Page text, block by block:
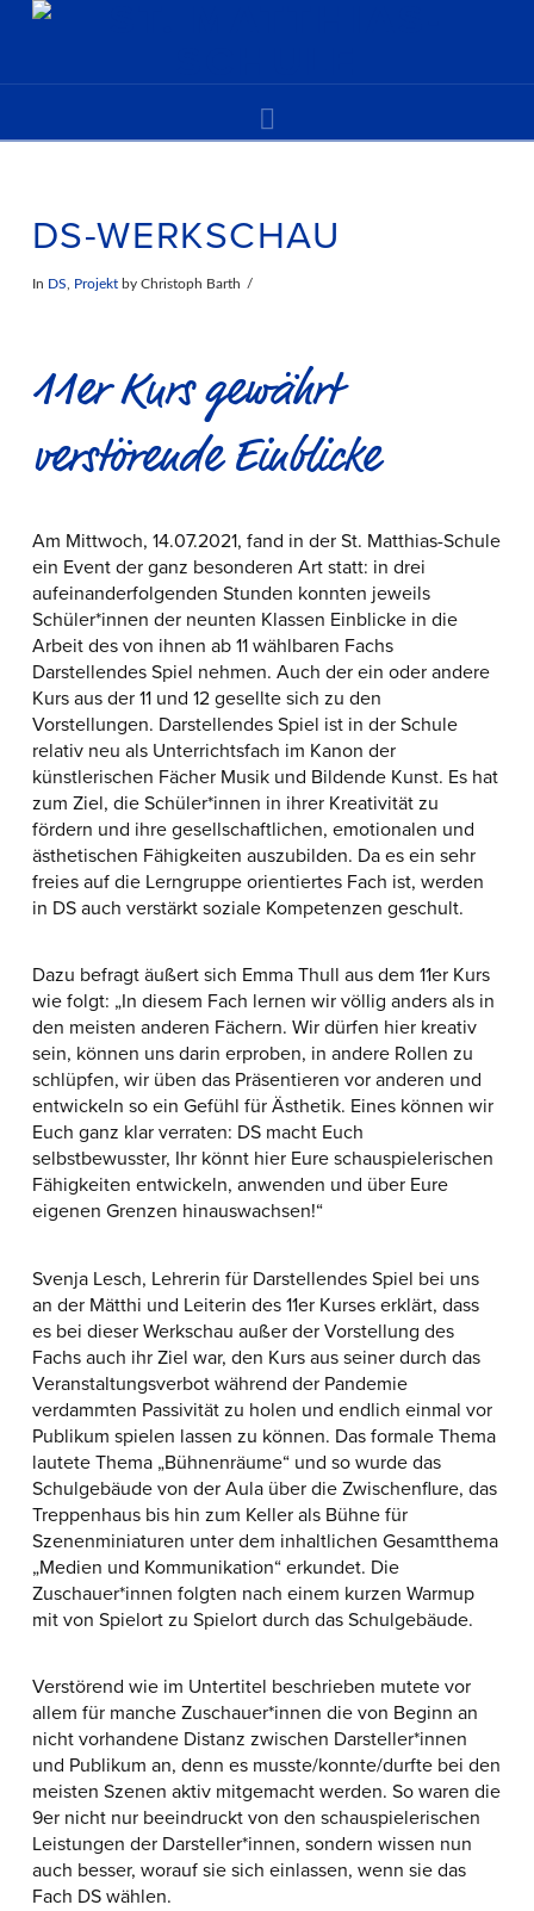
DS-WERKSCHAU
In DS Projektby Christoph Barth
11er Kurs gewährt
verstörende Einblicke
Am Mittwoch, 14.07.2021, fand in der St. Matthias-Schule
ein Event der ganz besonderen Art statt: in drei
aufeinanderfolgenden Stunden konnten jeweils
Schüler*innen der neunten Klassen Einblicke in die
Arbeit des von ihnen ab 11 wählbaren Fachs
Darstellendes Spiel nehmen. Auch der ein oder andere
Kurs aus der 11 und 12 gesellte sich zu den
Vorstellungen. Darstellendes Spiel ist in der Schule
relativ neu als Unterrichtsfach im Kanon der
künstlerischen Fächer Musik und Bildende Kunst. Es hat
zum Ziel, die Schüler*innen in ihrer Kreativität zu
fördern und ihre gesellschaftlichen, emotionalen und
ästhetischen Fähigkeiten auszubilden. Da es ein sehr
freies auf die Lerngruppe orientiertes Fach ist, werden
in DS auch verstärkt soziale Kompetenzen geschult.
Dazu befragt äußert sich Emma Thull aus dem 11er Kurs
wie folgt: „In diesem Fach lernen wir völlig anders als in
den meisten anderen Fächern. Wir dürfen hier kreativ
sein, können uns darin erproben, in andere Rollen zu
schlüpfen, wir üben das Präsentieren vor anderen und
entwickeln so ein Gefühl für Ästhetik. Eines können wir
Euch ganz klar verraten: DS macht Euch
selbstbewusster, Ihr könnt hier Eure schauspielerischen
Fähigkeiten entwickeln, anwenden und über Eure
eigenen Grenzen hinauswachsen!“
Svenja Lesch, Lehrerin für Darstellendes Spiel bei uns
an der Mätthi und Leiterin des 11er Kurses erklärt, dass
es bei dieser Werkschau außer der Vorstellung des
Fachs auch ihr Ziel war, den Kurs aus seiner durch das
Veranstaltungsverbot während der Pandemie
verdammten Passivität zu holen und endlich einmal vor
Publikum spielen lassen zu können. Das formale Thema
lautete Thema „Bühnenräume“ und so wurde das
Schulgebäude von der Aula über die Zwischenflure, das
Treppenhaus bis hin zum Keller als Bühne für
Szenenminiaturen unter dem inhaltlichen Gesamtthema
„Medien und Kommunikation“ erkundet. Die
Zuschauer*innen folgten nach einem kurzen Warmup
mit von Spielort zu Spielort durch das Schulgebäude.
Verstörend wie im Untertitel beschrieben mutete vor
allem für manche Zuschauer*innen die von Beginn an
nicht vorhandene Distanz zwischen Darsteller*innen
und Publikum an, denn es musste/konnte/durfte bei den
meisten Szenen aktiv mitgemacht werden. So waren die
9er nicht nur beeindruckt von den schauspielerischen
Leistungen der Darsteller*innen, sondern wissen nun
auch besser, worauf sie sich einlassen, wenn sie das
Fach DS wählen.